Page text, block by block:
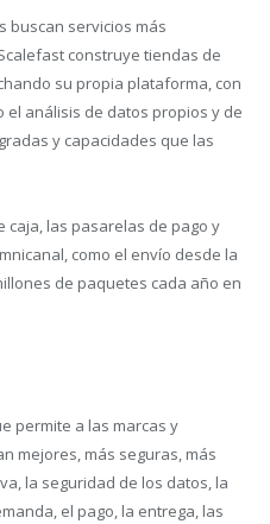
buscan servicios más
construye tiendas de
su propia plataforma, con
análisis de datos propios y de
y capacidades que las
caja, las pasarelas de pago y
como el envío desde la
de paquetes cada año en
permite a las marcas y
mejores, más seguras, más
la seguridad de los datos, la
el pago, la entrega, las